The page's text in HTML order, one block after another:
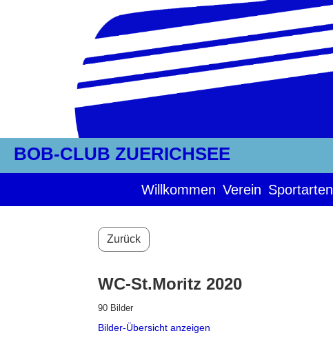
BOB-CLUB ZUERICHSEE
Willkommen Verein Sportarten
Zurück
WC-St.Moritz 2020
90 Bilder
Bilder-Übersicht anzeigen